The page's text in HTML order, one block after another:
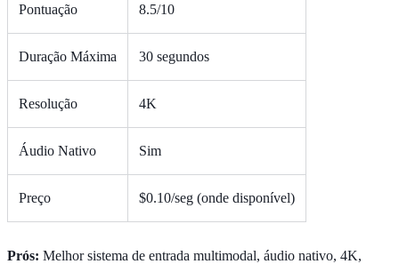
Pontuação 8.5/10
Duração Máxima 30 segundos
Resolução 4K
Áudio Nativo Sim
Preço $0.10/seg (onde disponível)
Prós: Melhor sistema de entrada multimodal, áudio nativo, 4K,